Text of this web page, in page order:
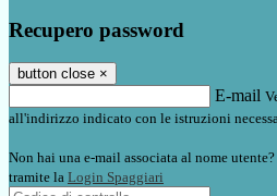
Recupero password
button close ×
E-mail
all'indirizzo indicato con le istruzioni
Non hai una e-mail associata al nome
tramite la Login Spaggiari